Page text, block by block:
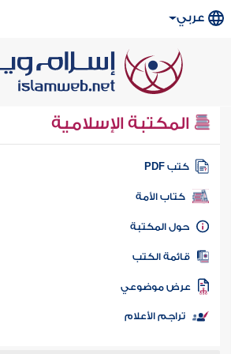
عربي
المكتبة الإسلامية
كتب PDF
كتاب الأمة
المكتبة
الكتب
موضوعي